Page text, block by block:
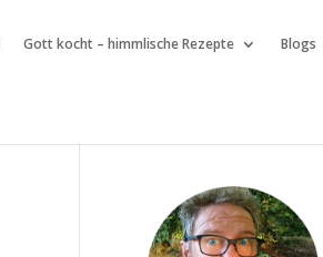
Gott kocht – himmlische Rezepte Blogs